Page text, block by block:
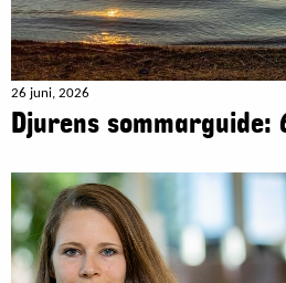
26 juni, 2026
Djurens sommarguide: